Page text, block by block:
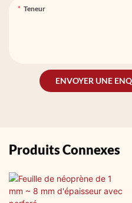
Teneur
ENVOYER UNE
Produits Connexes